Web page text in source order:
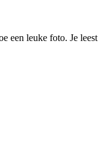
een leuke foto. Je leest